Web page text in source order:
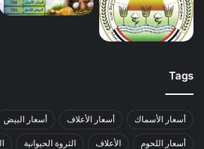
Tags
أسعار الأسماك أسعار الأعلاف أسعار البيض
أسعار اللحوم الأعلاف الثروة الحيوانية